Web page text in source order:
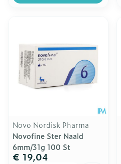
Novo Nordisk Pharma
Novofine Ster Naald
6mm/31g 100 St
€ 19,04